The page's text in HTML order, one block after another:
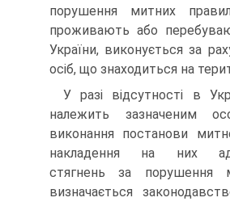
порушення митних
проживають або
України, виконується за
осіб, що знаходиться на
У разі відсутності в
належить зазначеним
виконання постанови
накладення на них
стягнень за порушення
визначається